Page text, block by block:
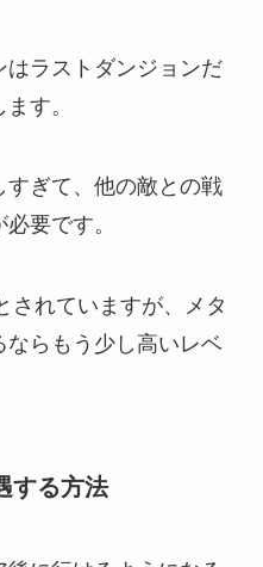
ラストダンジョンだ
す。
すぎて、他の敵との戦
要です。
されていますが、メタ
らもう少し高いレベ
する方法